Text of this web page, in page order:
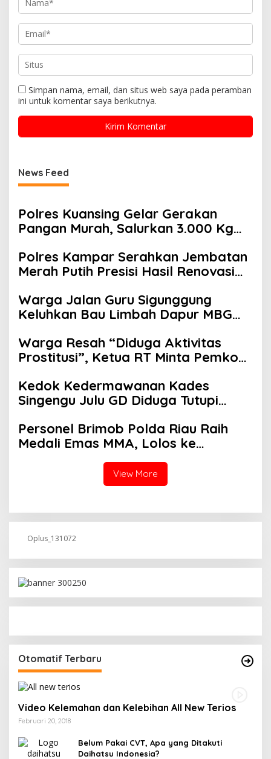
Simpan nama, email, dan situs web saya pada peramban
ini untuk komentar saya berikutnya.
News Feed
Polres Kuansing Gelar Gerakan
Pangan Murah, Salurkan 3.000 Kg
Polres Kampar Serahkan Jembatan
Merah Putih Presisi Hasil Renovasi
Warga Jalan Guru Sigunggung
Keluhkan Bau Limbah Dapur MBG
Warga Resah “Diduga Aktivitas
Prostitusi”, Ketua RT Minta Pemko
Aktivitas Z Homestay di Jalan
Tanjung Datuk
Kedok Kedermawanan Kades
Singengu Julu GD Diduga Tutupi
Personel Brimob Polda Riau Raih
Medali Emas MMA, Lolos ke
View More
Oplus_131072
Otomatif Terbaru
Video Kelemahan dan Kelebihan All New Terios
Februari 20, 2018
Belum Pakai CVT, Apa yang Ditakuti
Daihatsu Indonesia?